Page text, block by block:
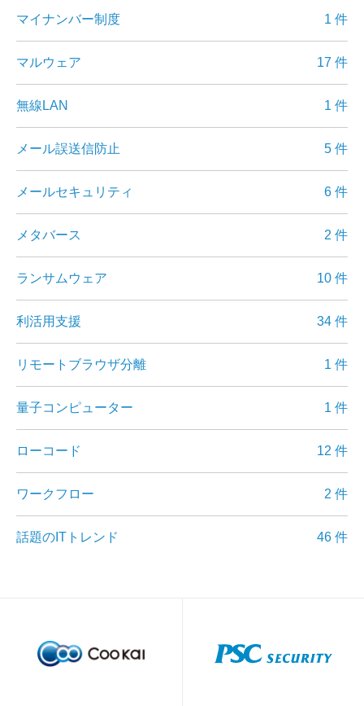
マイナンバー制度 1 件
マルウェア 17 件
無線LAN 1 件
メール誤送信防止 5 件
メールセキュリティ 6 件
メタバース 2 件
ランサムウェア 10 件
利活用支援 34 件
リモートブラウザ分離 1 件
量子コンピューター 1 件
ローコード 12 件
ワークフロー 2 件
話題のITトレンド 46 件